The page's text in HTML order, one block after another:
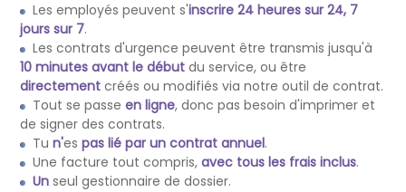
Les employés peuvent s'inscrire 24 heures sur 24, 7
jours sur 7.
Les contrats d'urgence peuvent être transmis jusqu'à
10 minutes avant le début du service, ou être
directement créés ou modifiés via notre outil de contrat.
Tout se passeen ligne, donc pas besoin d'imprimer et
de signer des contrats.
Tun'espas lié par un contrat annuel.
Une facture tout compris,avec tous les frais inclus.
Un seul gestionnaire de dossier.